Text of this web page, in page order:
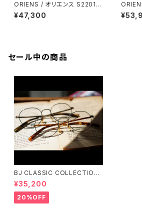
ORIENS / オリエンス S2201
鯖江 オリエント眼鏡
¥47,300
鯖江 オ
セール中の商品
BJ CLASSIC COLLECTION
¥35,200
20%OFF